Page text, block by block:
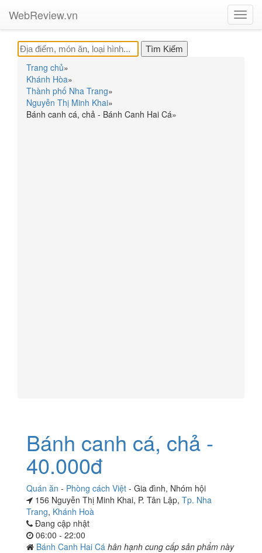
WebReview.vn
Trang chủ»
Khánh Hòa»
Thành phố Nha Trang»
Nguyễn Thị Minh Khai»
Bánh canh cá, chả - Bánh Canh Hai Cá»
Bánh canh cá, chả -
40.000đ
Quán ăn - Phòng cách Việt - Gia đình, Nhóm hội
156 Nguyễn Thị Minh Khai, P. Tân Lập, Tp. Nha
Trang, Khánh Hoà
Đang cập nhật
06:00 - 22:00
Bánh Canh Hai Cá hân hạnh cung cấp sản phẩm này